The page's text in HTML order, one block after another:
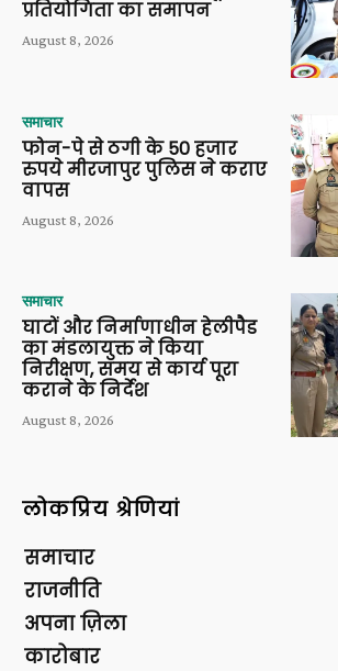
प्रतियोगिता का समापन
August 8, 2026
समाचार
फोन-पे से ठगी के 50 हजार
रुपये मीरजापुर पुलिस ने कराए
वापस
August 8, 2026
समाचार
घाटों और निर्माणाधीन हेलीपैड
का मंडलायुक्त ने किया
निरीक्षण, समय से कार्य पूरा
कराने के निर्देश
August 8, 2026
लोकप्रिय श्रेणियां
समाचार
राजनीति
अपना ज़िला
कारोबार